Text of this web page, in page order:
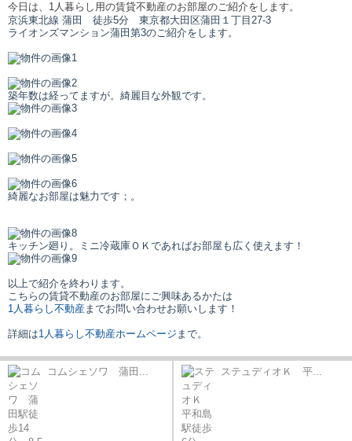
今日は、1人暮らし用の賃貸不動産のお部屋のご紹介をします。
京浜東北線 蒲田 徒歩5分 東京都大田区蒲田１丁目27-3
ライオンズマンション蒲田第3のご紹介をします。
築年数は経ってますが。綺麗目な外観です。
綺麗なお部屋は魅力です；。
キッチン廻り。ミニ冷蔵庫ＯＫであればお部屋も広く使えます！
以上で紹介を終わります。
こちらの賃貸不動産のお部屋にご興味あるかたは
1人暮らし不動産までお問い合わせお願いします！
詳細は1人暮らし不動産ホームページ まで。
コムシェソワ 蒲田... ステュディオＫ 平...